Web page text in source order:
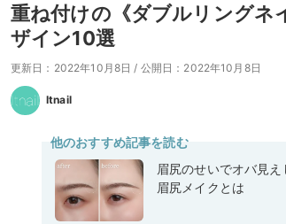
重ね付けの《ダブルリングネ
ザイン10選
更新日：2022年10月8日 / 公開日：2022年10月8日
Itnail
他のおすすめ記事を読む
眉尻のせいでオバ見
眉尻メイクとは